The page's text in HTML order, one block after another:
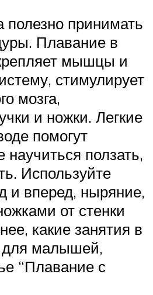
принимать
Плавание в
мышцы и
стимулирует
мозга,
и ножки. Легкие
помогут
ползать,
Используйте
и вперед, ныряние,
от стенки
какие занятия в
для малышей,
“Плавание с